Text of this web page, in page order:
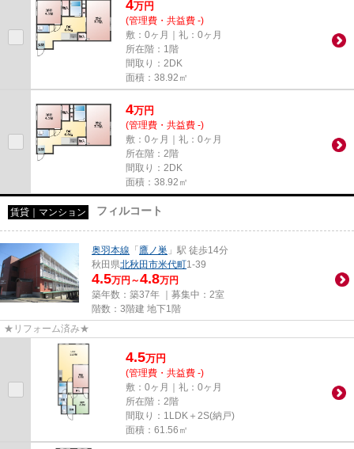
4万円
(管理費・共益費 -)
敷：0ヶ月｜礼：0ヶ月
所在階：1階
間取り：2DK
面積：38.92㎡
4万円
(管理費・共益費 -)
敷：0ヶ月｜礼：0ヶ月
所在階：2階
間取り：2DK
面積：38.92㎡
賃貸｜マンション フィルコート
奥羽本線 「 鷹ノ巣 」駅 徒歩14分
秋田県北秋田市米代町1-39
4.5万円～4.8万円
築年数：築37年 ｜募集中： 2室
階数：3階建 地下1階
★リフォーム済み★
4.5万円
(管理費・共益費 -)
敷：0ヶ月｜礼：0ヶ月
所在階：2階
間取り：1LDK＋2S(納戸)
面積：61.56㎡